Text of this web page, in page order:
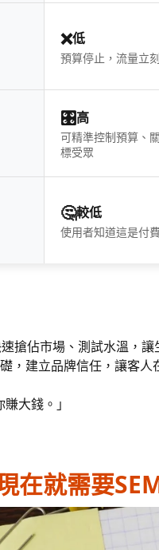
❌低
預算停止，流量立
🎛️高
可精準控制預算、
標受眾
🤔較低
使用者知道這是付
搶佔市場、測試水溫，讓
，建立品牌信任，讓客人
大錢。」
在就需要